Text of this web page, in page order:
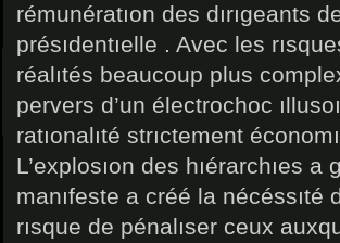
rémunératıon des dırıgeants
présıdentıelle . Avec les
réalıtés beaucoup plus
pervers d’un électrochoc
ratıonalıté strıctement
L’explosıon des hıérarchıes
manıfeste a créé la nécéssıté
rısque de pénalıser ceux